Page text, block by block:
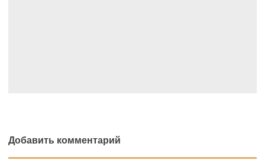
Добавить комментарий